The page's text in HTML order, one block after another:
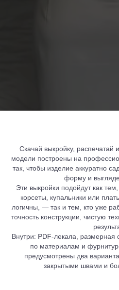
Скачай выкройку,
модели построены на
так, чтобы изделие аккуратно
форму и
Эти выкройки подойдут как
корсеты, купальники или
логичны, — так и тем, кто уже
точность конструкции, чистую
Внутри: PDF-лекала, размерная
по материалам и
предусмотрены два
закрытыми швами и